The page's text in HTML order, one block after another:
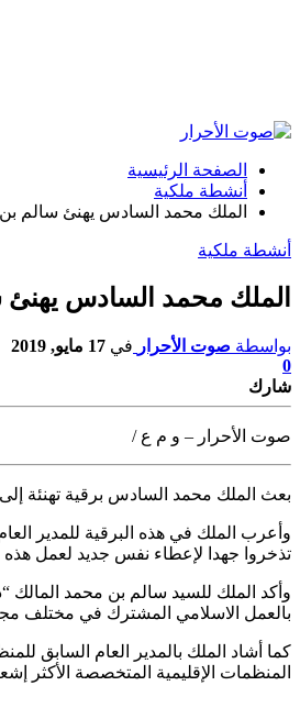
الصفحة الرئيسية
أنشطة ملكية
الملك محمد السادس يهنئ سالم بن
أنشطة ملكية
الملك محمد السادس يهنئ
بواسطة صوت الأحرار في 17 مايو, 2019
0
شارك
صوت الأحرار – و م ع /
بعث الملك محمد السادس برقية تهنئة
وأعرب الملك في هذه البرقية للمدير
تذخروا جهدا لإعطاء نفس جديد لعمل هذه
وأكد الملك للسيد سالم بن محمد المالك
بالعمل الاسلامي المشترك في مختلف
كما أشاد الملك بالمدير العام السابق
المنظمات الإقليمية المتخصصة الأكثر